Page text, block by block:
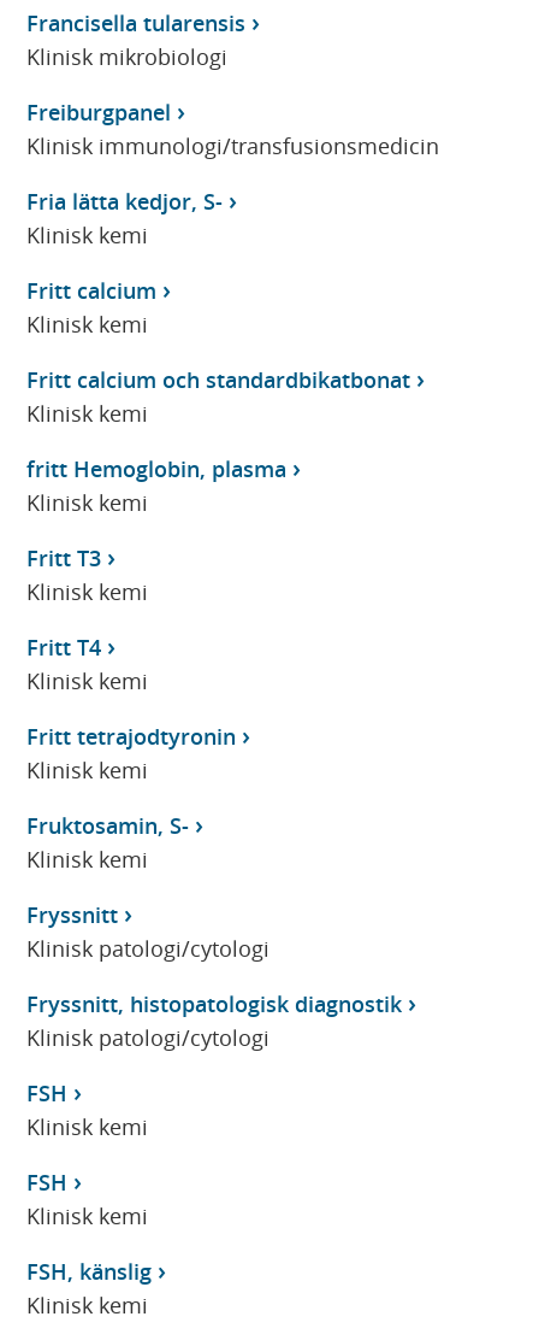
Francisella tularensis
Klinisk mikrobiologi
Freiburgpanel
Klinisk immunologi/transfusionsmedicin
Fria lätta kedjor, S-
Klinisk kemi
Fritt calcium
Klinisk kemi
Fritt calcium och standardbikatbonat
Klinisk kemi
fritt Hemoglobin, plasma
Klinisk kemi
Fritt T3
Klinisk kemi
Fritt T4
Klinisk kemi
Fritt tetrajodtyronin
Klinisk kemi
Fruktosamin, S-
Klinisk kemi
Fryssnitt
Klinisk patologi/cytologi
Fryssnitt, histopatologisk diagnostik
Klinisk patologi/cytologi
FSH
Klinisk kemi
FSH
Klinisk kemi
FSH, känslig
Klinisk kemi